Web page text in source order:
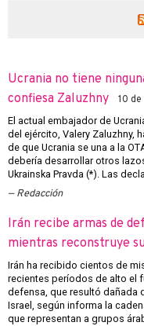
Ucrania no tiene
confiesa Zaluzhny
10
El actual embajador de
del ejército, Valery Zaluzhny,
de que Ucrania se una a la
debería desarrollar otros
Ukrainska Pravda (*). Las
Redacción
Irán recibe armas de
mientras reconstruye
Irán ha recibido cientos de
recientes períodos de alto el
defensa, que resultó dañada
Israel, según informa la
que representan a grupos